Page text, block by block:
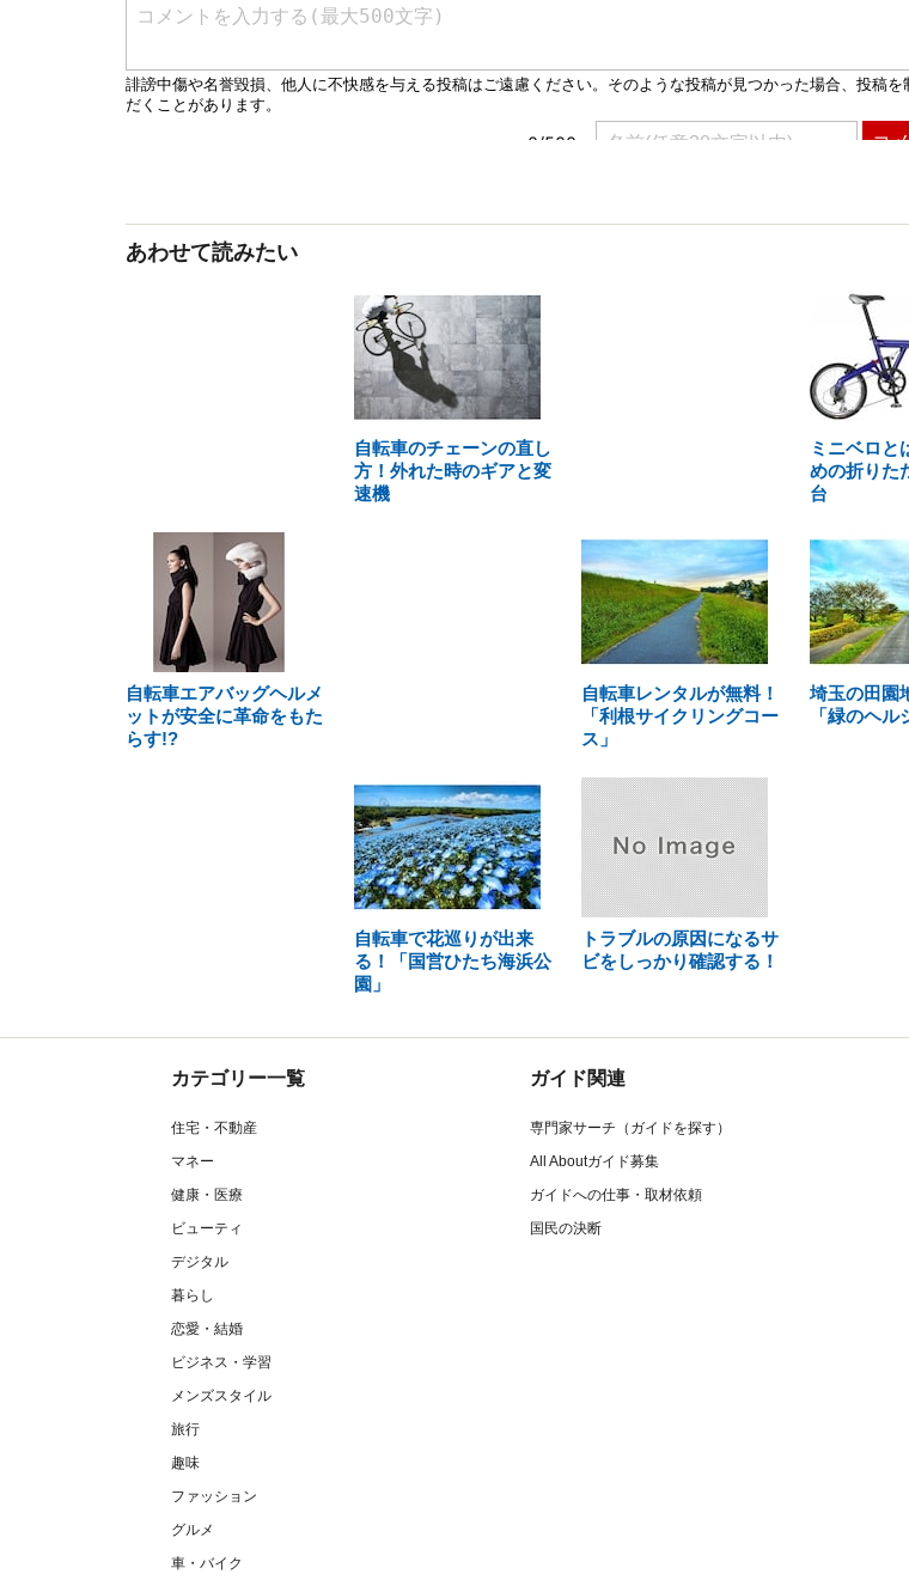
あわせて読みたい
自転車のチェーンの直し
方！外れた時のギアと変
速機
ミニベロと
めの折りた
台
自転車エアバッグヘルメ
ットが安全に革命をもた
らす!?
自転車レンタルが無料！
「利根サイクリングコー
ス」
埼玉の田園
「緑のヘル
自転車で花巡りが出来
る！「国営ひたち海浜公
園」
トラブルの原因になるサ
ビをしっかり確認する！
カテゴリー一覧
住宅・不動産
マネー
健康・医療
ビューティ
デジタル
暮らし
恋愛・結婚
ビジネス・学習
メンズスタイル
旅行
趣味
ファッション
グルメ
車・バイク
ガイド関連
専門家サーチ（ガイドを探す）
All Aboutガイド募集
ガイドへの仕事・取材依頼
国民の決断